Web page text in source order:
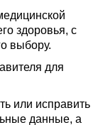
здоровья, с
выбору.
для
или исправить
данные, а